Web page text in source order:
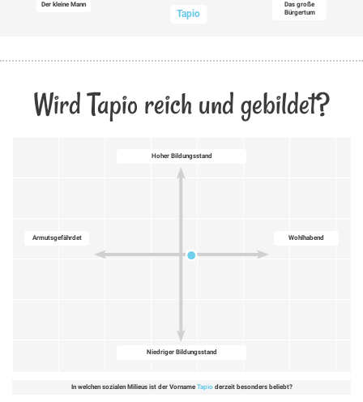
Der kleine Mann
Tapio
Das große
Bürgertum
Wird Tapio reich und gebildet?
Hoher Bildungsstand
Wohlhabend
Niedriger Bildungsstand
Armutsgefährdet
In welchen sozialen Milieus ist der Vorname Tapioderzeit besonders beliebt?